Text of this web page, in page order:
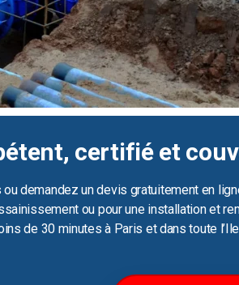
certifié et
demandez un devis gratuitement en
ou pour une installation et
de 30 minutes à Paris et dans toute